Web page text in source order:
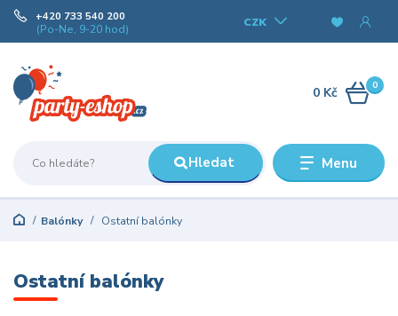
Menu
CZK
Hledat
+420 733 540 200
(Po-Ne, 9-20 hod)
0
0 Kč
Balónky Ostatní balónky
Ostatní balónky